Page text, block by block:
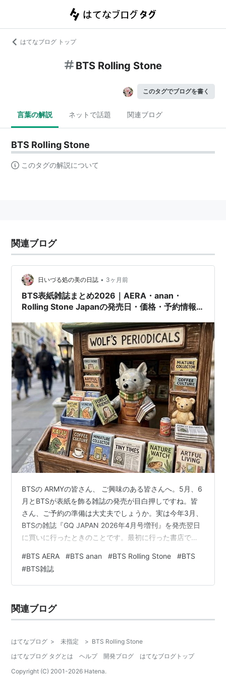
はてなブログ トップ
BTS Rolling Stone
このタグでブログを書く
言葉の解説 ネットで話題 関連ブログ
BTS Rolling Stone
このタグの解説について
関連ブログ
日いづる処の美の日誌 • 3ヶ月前
BTS表紙雑誌まとめ2026｜AERA・anan・
Rolling Stone Japanの発売日・価格・予約情報
BTSの ARMYの皆さん、 ご興味のある皆さんへ。5月、6
月とBTSが表紙を飾る雑誌の発売が目白押しですね。皆
さん、ご予約の準備は大丈夫でしょうか。実は今年3月、
BTSの雑誌『GQ JAPAN 2026年4月号増刊』を発売翌日
に買いに行ったときのことです。最初に行った書店では
の後、駅前の書店を2軒回りましたが、状況は同じでし
た。東京ドームのチケットも全落ちしていたこともあ
り、「雑誌まで手に入らないのか」とかなり焦りまし
数冊のうちの1冊を確保することができました。予約をし
ておけば、買い忘れの…
#BTS AERA #BTS anan #BTS Rolling Stone #BTS
#BTS雑誌
関連ブログ
はてなブログ > 未指定 > BTS Rolling Stone
はてなブログ タグとは
ヘルプ 開発ブログ
はてなブログトップ
Copyright (C) 2001-2026 Hatena.